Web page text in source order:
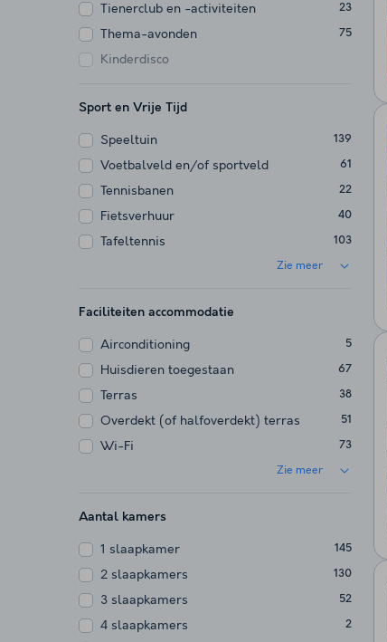
Tienerclub en -activiteiten 23
Thema-avonden 75
Kinderdisco
Sport en Vrije Tijd
Speeltuin 139
Voetbalveld en/of sportveld 61
Tennisbanen 22
Fietsverhuur 40
Tafeltennis 103
Zie meer
Faciliteiten accommodatie
Airconditioning 5
Huisdieren toegestaan 67
Terras 38
Overdekt (of halfoverdekt) terras 51
Wi-Fi 73
Zie meer
Aantal kamers
1 slaapkamer 145
2 slaapkamers 130
3 slaapkamers 52
4 slaapkamers 2